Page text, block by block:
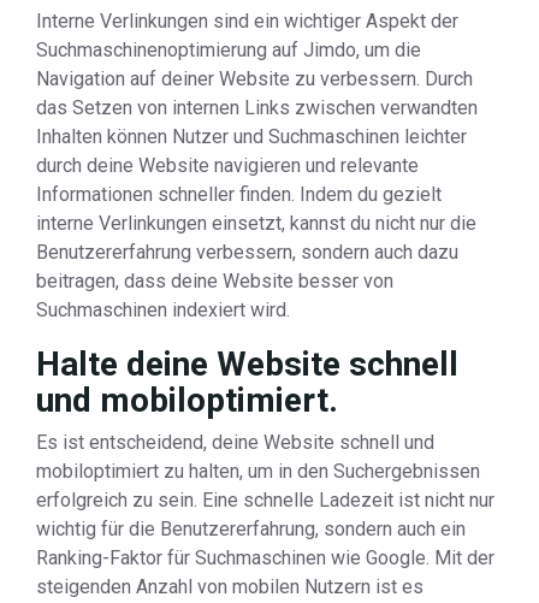
Interne Verlinkungen sind ein wichtiger Aspekt der
Suchmaschinenoptimierung auf Jimdo, um die
Navigation auf deiner Website zu verbessern. Durch
das Setzen von internen Links zwischen verwandten
Inhalten können Nutzer und Suchmaschinen leichter
durch deine Website navigieren und relevante
Informationen schneller finden. Indem du gezielt
interne Verlinkungen einsetzt, kannst du nicht nur die
Benutzererfahrung verbessern, sondern auch dazu
beitragen, dass deine Website besser von
Suchmaschinen indexiert wird.
Halte deine Website schnell
und mobiloptimiert.
Es ist entscheidend, deine Website schnell und
mobiloptimiert zu halten, um in den Suchergebnissen
erfolgreich zu sein. Eine schnelle Ladezeit ist nicht nur
wichtig für die Benutzererfahrung, sondern auch ein
Ranking-Faktor für Suchmaschinen wie Google. Mit der
steigenden Anzahl von mobilen Nutzern ist es